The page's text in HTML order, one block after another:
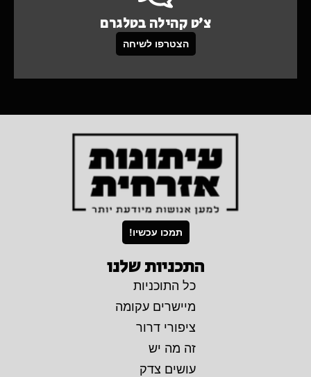
צ'ט קהילה בטלגרם
הצטרפו לשיחה
תמכו עכשיו!
התכניות שלנו
כל התוכניות
מיישרים עקומה
ציפורי דרור
זה מה יש
עושים צדק